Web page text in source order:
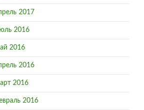
2017
2016
2016
2016
2016
2016